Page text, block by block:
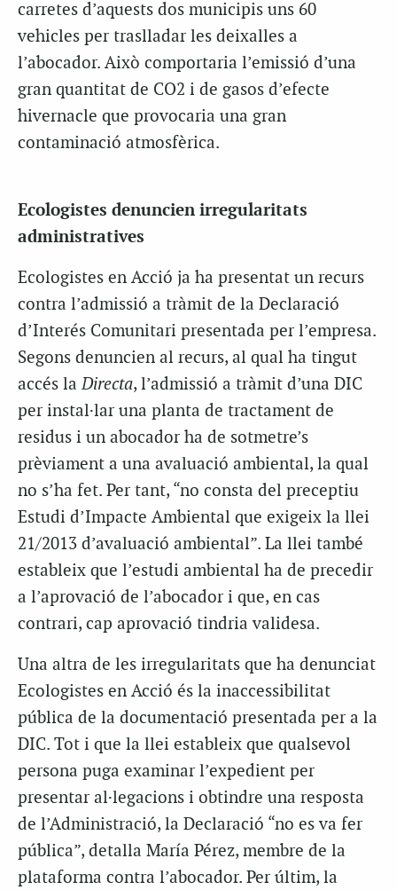
carretes d’aquests dos municipis uns 60
vehicles per traslladar les deixalles a
l’abocador. Això comportaria l’emissió d’una
gran quantitat de CO2 i de gasos d’efecte
hivernacle que provocaria una gran
contaminació atmosfèrica.
Ecologistes denuncien irregularitats
administratives
Ecologistes en Acció ja ha presentat un recurs
contra l’admissió a tràmit de la Declaració
d’Interés Comunitari presentada per l’empresa.
Segons denuncien al recurs, al qual ha tingut
accés laDirecta, l’admissió a tràmit d’una DIC
per instal·lar una planta de tractament de
residus i un abocador ha de sotmetre’s
prèviament a una avaluació ambiental, la qual
no s’ha fet. Per tant, “no consta del preceptiu
Estudi d’Impacte Ambiental que exigeix la llei
21/2013 d’avaluació ambiental”. La llei també
estableix que l’estudi ambiental ha de precedir
a l’aprovació de l’abocador i que, en cas
contrari, cap aprovació tindria validesa.
Una altra de les irregularitats que ha denunciat
Ecologistes en Acció és la inaccessibilitat
pública de la documentació presentada per a la
DIC. Tot i que la llei estableix que qualsevol
persona puga examinar l’expedient per
presentar al·legacions i obtindre una resposta
de l’Administració, la Declaració “no es va fer
pública”, detalla María Pérez, membre de la
plataforma contra l’abocador. Per últim, la